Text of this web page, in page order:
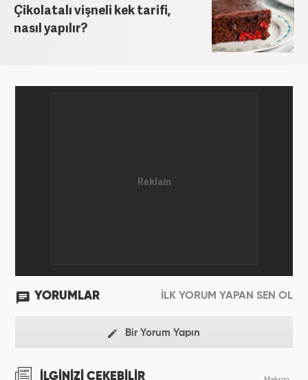
Çikolatalı vişneli kek tarifi,
nasıl yapılır?
YORUMLAR İLK YORUM YAPAN SEN OL
Bir Yorum Yapın
İLGİNİZİ ÇEKEBİLİR